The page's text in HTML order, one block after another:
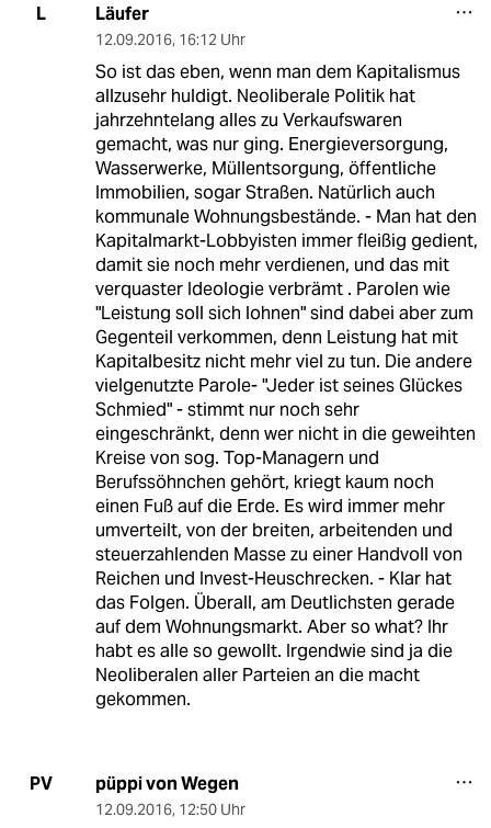
L Läufer
12.09.2016, 16:12 Uhr
So ist das eben, wenn man dem Kapitalismus
allzusehr huldigt. Neoliberale Politik hat
jahrzehntelang alles zu Verkaufswaren
gemacht, was nur ging. Energieversorgung,
Wasserwerke, Müllentsorgung, öffentliche
Immobilien, sogar Straßen. Natürlich auch
kommunale Wohnungsbestände. - Man hat den
Kapitalmarkt-Lobbyisten immer fleißig gedient,
damit sie noch mehr verdienen, und das mit
verquaster Ideologie verbrämt . Parolen wie
"Leistung soll sich lohnen" sind dabei aber zum
Gegenteil verkommen, denn Leistung hat mit
Kapitalbesitz nicht mehr viel zu tun. Die andere
vielgenutzte Parole- "Jeder ist seines Glückes
Schmied" - stimmt nur noch sehr
eingeschränkt, denn wer nicht in die geweihten
Kreise von sog. Top-Managern und
Berufssöhnchen gehört, kriegt kaum noch
einen Fuß auf die Erde. Es wird immer mehr
umverteilt, von der breiten, arbeitenden und
steuerzahlenden Masse zu einer Handvoll von
Reichen und Invest-Heuschrecken. - Klar hat
das Folgen. Überall, am Deutlichsten gerade
auf dem Wohnungsmarkt. Aber so what? Ihr
habt es alle so gewollt. Irgendwie sind ja die
Neoliberalen aller Parteien an die macht
gekommen.
PV püppi von Wegen
12.09.2016, 12:50 Uhr